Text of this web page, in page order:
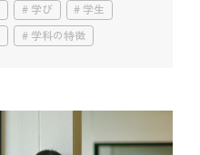
学び
学生
学科の特徴